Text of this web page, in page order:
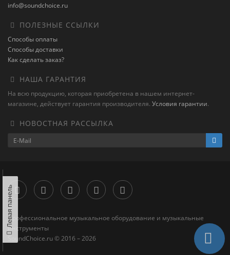
info@soundchoice.ru
ПОЛЕЗНЫЕ ССЫЛКИ
Способы оплаты
Способы доставки
Как сделать заказ?
НАША ГАРАНТИЯ
На всю продукцию, которая приобретена в нашем интернет-
магазине, действует гарантия производителя. Условия гарантии.
НОВОСТНАЯ РАССЫЛКА
Профессиональное музыкальное оборудование и музыкальные
инструменты
SoundChoice.ru © 2016 – 2026
Левая панель